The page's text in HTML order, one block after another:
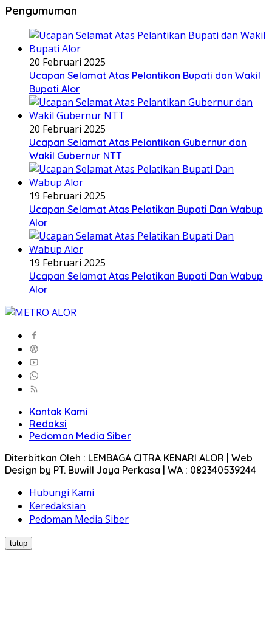
Pengumuman
20 Februari 2025
Ucapan Selamat Atas Pelantikan Bupati dan Wakil
Bupati Alor
20 Februari 2025
Ucapan Selamat Atas Pelantikan Gubernur dan
Wakil Gubernur NTT
19 Februari 2025
Ucapan Selamat Atas Pelatikan Bupati Dan Wabup
Alor
19 Februari 2025
Ucapan Selamat Atas Pelatikan Bupati Dan Wabup
Alor
Kontak Kami
Redaksi
Pedoman Media Siber
Diterbitkan Oleh : LEMBAGA CITRA KENARI ALOR | Web
Design by PT. Buwill Jaya Perkasa | WA : 082340539244
Hubungi Kami
Keredaksian
Pedoman Media Siber
tutup